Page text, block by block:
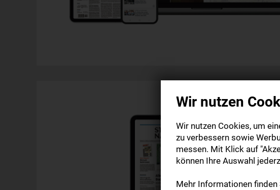
Wir nutzen
Wir nutzen Cookies, um
zu verbessern sowie
messen. Mit Klick auf
können Ihre Auswahl
Mehr Informationen finden